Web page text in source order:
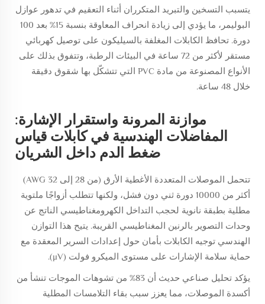
يتسبب التسخين والتبريد المتكرران أثناء التعقيم في تدهور عوازل
البوليمر، ما يؤدي إلى زيادة انحراف المعاوقة بنسبة 15% بعد 100
دورة. تحافظ الكابلات المغلفة بالسيليكون على توصيل كهربائي
مستقر لأكثر من 72 ساعة في البيئات الرطبة، وتتفوق بذلك على
الأنواع المصنوعة من مادة PVC التي تتشكّل بها شقوق دقيقة
خلال 48 ساعة.
موازنة المرونة واستقرار الإشارة:
المفاضلات الهندسية في كابلات قياس
ضغط الدم داخل الشريان
تتحمل الموصلات المتعددة الأغطية الأرق (من 28 إلى 32 AWG)
أكثر من 10000 دورة ثني دون فشل، ولكنها تتطلب أزواجًا ملتوية
مطلية بطبقة نانوية لحجب التداخل الكهرومغناطيسي الناتج عن
وحدات التصوير بالرنين المغناطيسي القريبة. يتيح هذا التوازن
الهندسي توجيه الكابلات بأمان حول إعدادات السرير المعقدة مع
حماية سلامة الإشارات على مستوى الميكرو فولت (μV).
يؤكد تحليل صناعي حديث أن 83% من تشوهات الموجات تنشأ من
أكسدة الموصلات، مما يعزز سبب بقاء التلامسات المطلية